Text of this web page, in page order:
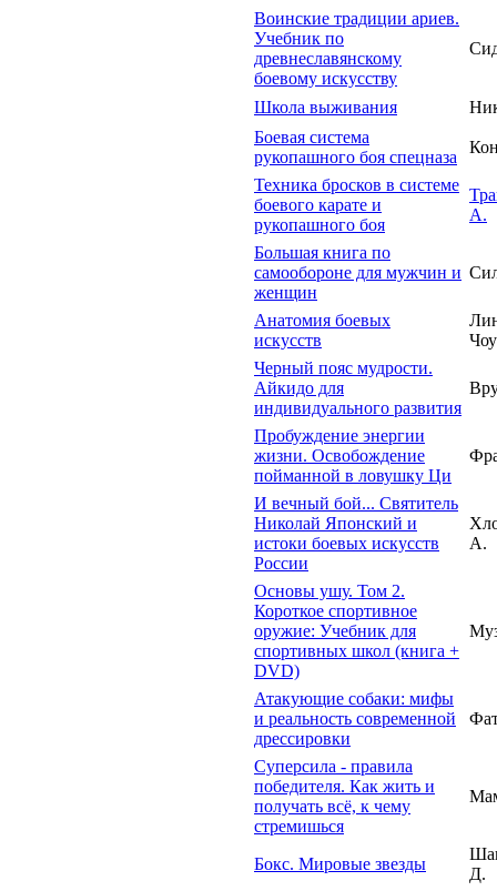
Воинские традиции ариев.
Учебник по
древнеславянскому
боевому искусству
Школа выживания
Боевая система
рукопашного боя спецназа
Техника бросков в системе
боевого карате и
рукопашного боя
А.
Большая книга по
самообороне для мужчин и
женщин
Анатомия боевых
искусств
Черный пояс мудрости.
Айкидо для
индивидуального развития
Пробуждение энергии
жизни. Освобождение
пойманной в ловушку Ци
И вечный бой... Святитель
Николай Японский и
истоки боевых искусств
России
А.
Основы ушу. Том 2.
Короткое спортивное
оружие: Учебник для
спортивных школ (книга +
DVD)
Атакующие собаки: мифы
и реальность современной
дрессировки
Суперсила - правила
победителя. Как жить и
получать всё, к чему
стремишься
Бокс. Мировые звезды
Д.